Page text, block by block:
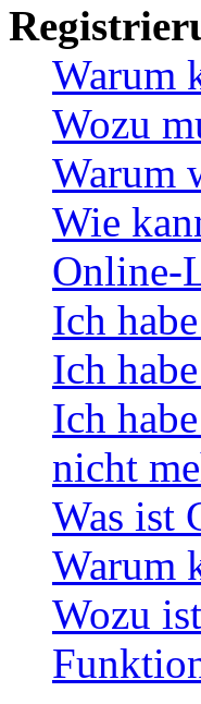
Warum
Wozu
Warum
Wie
Online-
Ich
Ich
Ich
nicht
Was ist
Warum
Wozu